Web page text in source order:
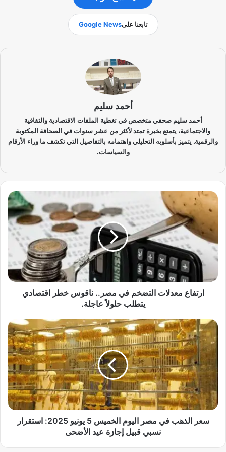
تابعنا علىGoogle News
أحمد سليم
أحمد سليم صحفي متخصص في تغطية الملفات الاقتصادية والثقافية
والاجتماعية، يتمتع بخبرة تمتد لأكثر من عشر سنوات في الصحافة المكتوبة
والرقمية. يتميز بأسلوبه التحليلي واهتمامه بالتفاصيل التي تكشف ما وراء الأرقام
والسياسات.
ا
ر
ع
م
د
ا
ي
م
ارتفاع معدلات التضخم في مصر.. ناقوس خطر اقتصادي
يتطلب حلولاً عاجلة.
س
ر
ب
ف
سعر الذهب في مصر اليوم الخميس 5 يونيو 2025: استقرار
نسبي قبيل إجازة عيد الأضحى